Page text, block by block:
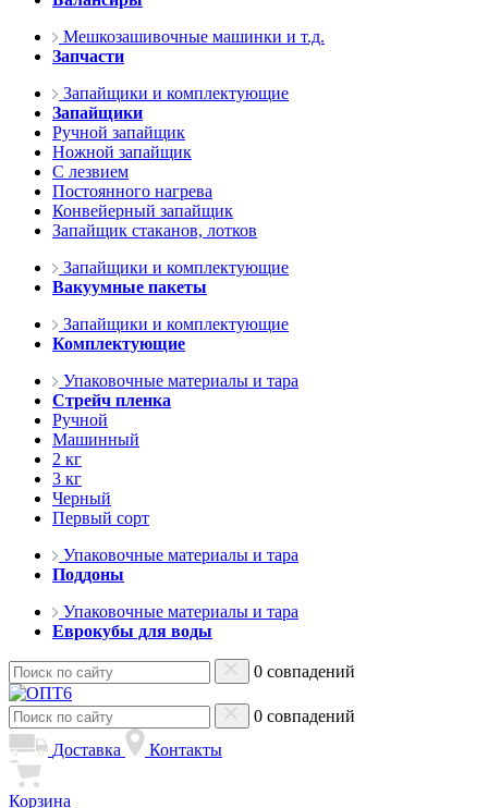
Мешкозашивочные машинки и т.д.
Запчасти
Запайщики и комплектующие
Запайщики
Ручной запайщик
Ножной запайщик
С лезвием
Постоянного нагрева
Конвейерный запайщик
Запайщик стаканов, лотков
Запайщики и комплектующие
Вакуумные пакеты
Запайщики и комплектующие
Комплектующие
Упаковочные материалы и тара
Стрейч пленка
Ручной
Машинный
2 кг
3 кг
Черный
Первый сорт
Упаковочные материалы и тара
Поддоны
Упаковочные материалы и тара
Еврокубы для воды
0 совпадений
0 совпадений
Доставка
Контакты
Корзина